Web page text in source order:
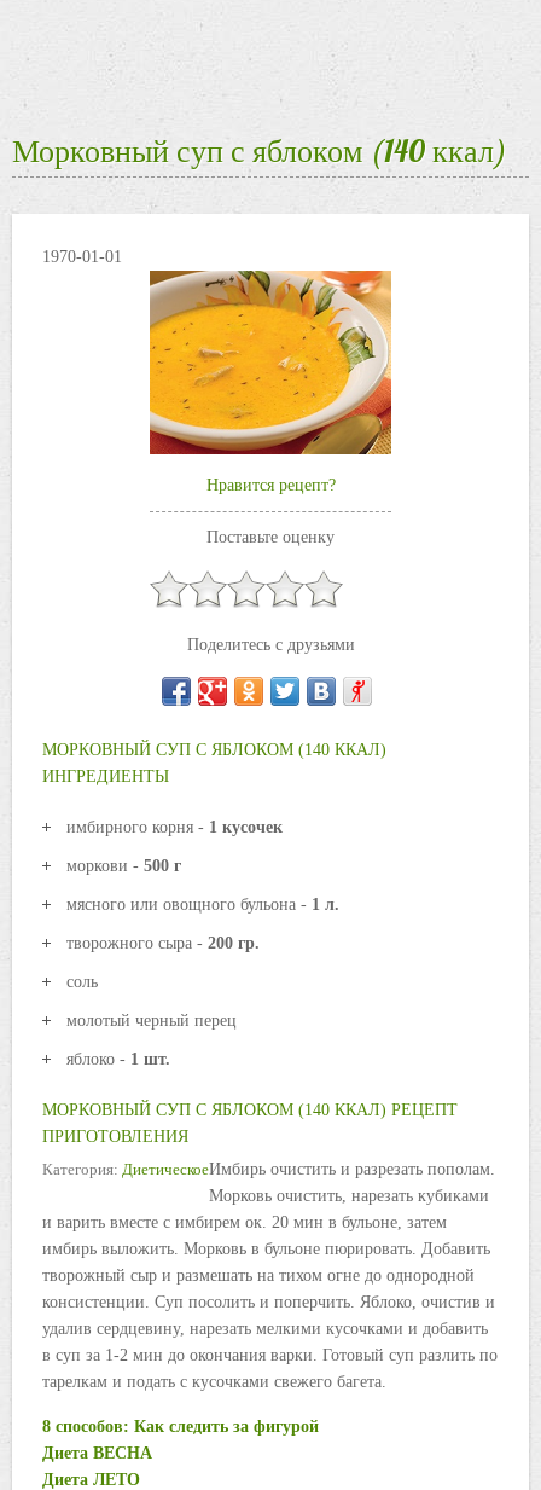
Морковный суп с яблоком (140 ккал)
1970-01-01
Нравится рецепт?
Поставьте оценку
Поделитесь с друзьями
МОРКОВНЫЙ СУП С ЯБЛОКОМ (140 ККАЛ)
ИНГРЕДИЕНТЫ
имбирного корня - 1 кусочек
моркови - 500 г
мясного или овощного бульона - 1 л.
творожного сыра - 200 гр.
соль
молотый черный перец
яблоко - 1 шт.
МОРКОВНЫЙ СУП С ЯБЛОКОМ (140 ККАЛ) РЕЦЕПТ
ПРИГОТОВЛЕНИЯ
Категория: ДиетическоеИмбирь очистить и разрезать пополам.
Морковь очистить, нарезать кубиками
и варить вместе с имбирем ок. 20 мин в бульоне, затем
имбирь выложить. Морковь в бульоне пюрировать. Добавить
творожный сыр и размешать на тихом огне до однородной
консистенции. Суп посолить и поперчить. Яблоко, очистив и
удалив сердцевину, нарезать мелкими кусочками и добавить
в суп за 1-2 мин до окончания варки. Готовый суп разлить по
тарелкам и подать с кусочками свежего багета.
8 способов: Как следить за фигурой
Диета ВЕСНА
Диета ЛЕТО